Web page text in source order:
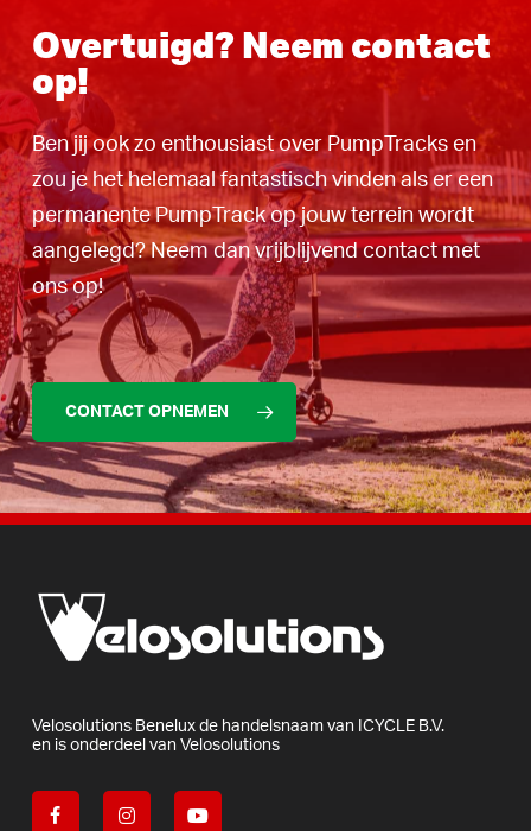
Overtuigd? Neem contact
op!
Ben jij ook zo enthousiast over PumpTracks en
zou je het helemaal fantastisch vinden als er een
permanente PumpTrack op jouw terrein wordt
aangelegd? Neem dan vrijblijvend contact met
ons op!
CONTACT OPNEMEN
Velosolutions Benelux de handelsnaam van ICYCLE B.V.
en is onderdeel van Velosolutions